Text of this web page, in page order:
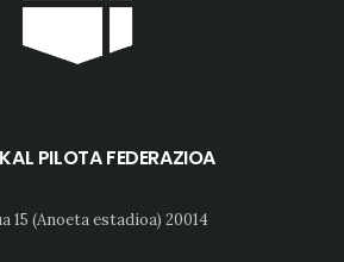
PILOTA FEDERAZIOA
15 (Anoeta estadioa) 20014